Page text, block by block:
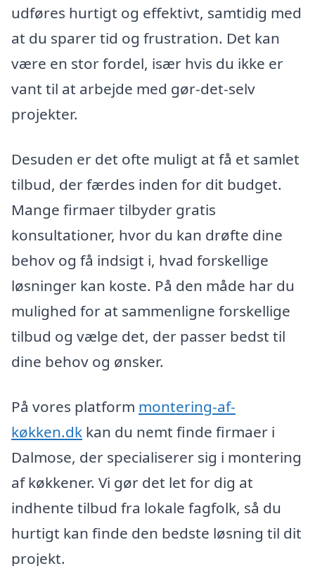
udføres hurtigt og effektivt, samtidig med
at du sparer tid og frustration. Det kan
være en stor fordel, især hvis du ikke er
vant til at arbejde med gør-det-selv
projekter.
Desuden er det ofte muligt at få et samlet
tilbud, der færdes inden for dit budget.
Mange firmaer tilbyder gratis
konsultationer, hvor du kan drøfte dine
behov og få indsigt i, hvad forskellige
løsninger kan koste. På den måde har du
mulighed for at sammenligne forskellige
tilbud og vælge det, der passer bedst til
dine behov og ønsker.
På vores platform montering-af-
køkken.dk kan du nemt finde firmaer i
Dalmose, der specialiserer sig i montering
af køkkener. Vi gør det let for dig at
indhente tilbud fra lokale fagfolk, så du
hurtigt kan finde den bedste løsning til dit
projekt.